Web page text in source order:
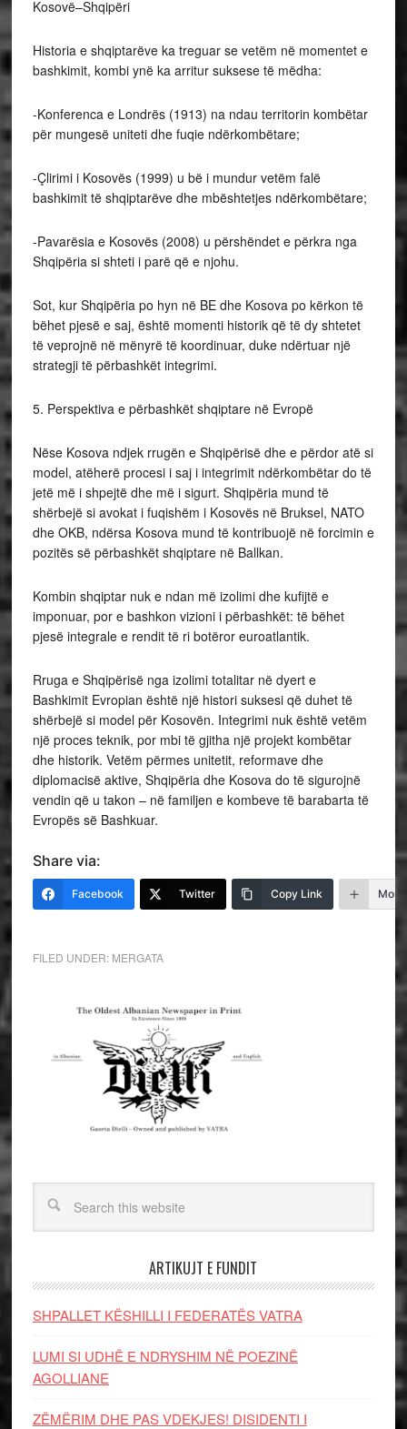
Kosovë–Shqipëri
Historia e shqiptarëve ka treguar se vetëm në momentet e
bashkimit, kombi ynë ka arritur suksese të mëdha:
-Konferenca e Londrës (1913) na ndau territorin kombëtar
për mungesë uniteti dhe fuqie ndërkombëtare;
-Çlirimi i Kosovës (1999) u bë i mundur vetëm falë
bashkimit të shqiptarëve dhe mbështetjes ndërkombëtare;
-Pavarësia e Kosovës (2008) u përshëndet e përkra nga
Shqipëria si shteti i parë që e njohu.
Sot, kur Shqipëria po hyn në BE dhe Kosova po kërkon të
bëhet pjesë e saj, është momenti historik që të dy shtetet
të veprojnë në mënyrë të koordinuar, duke ndërtuar një
strategji të përbashkët integrimi.
5. Perspektiva e përbashkët shqiptare në Evropë
Nëse Kosova ndjek rrugën e Shqipërisë dhe e përdor atë si
model, atëherë procesi i saj i integrimit ndërkombëtar do të
jetë më i shpejtë dhe më i sigurt. Shqipëria mund të
shërbejë si avokat i fuqishëm i Kosovës në Bruksel, NATO
dhe OKB, ndërsa Kosova mund të kontribuojë në forcimin e
pozitës së përbashkët shqiptare në Ballkan.
Kombin shqiptar nuk e ndan më izolimi dhe kufijtë e
imponuar, por e bashkon vizioni i përbashkët: të bëhet
pjesë integrale e rendit të ri botëror euroatlantik.
Rruga e Shqipërisë nga izolimi totalitar në dyert e
Bashkimit Evropian është një histori suksesi që duhet të
shërbejë si model për Kosovën. Integrimi nuk është vetëm
një proces teknik, por mbi të gjitha një projekt kombëtar
dhe historik. Vetëm përmes unitetit, reformave dhe
diplomacisë aktive, Shqipëria dhe Kosova do të sigurojnë
vendin që u takon – në familjen e kombeve të barabarta të
Evropës së Bashkuar.
Share via:
Facebook Twitter Copy Link More
FILED UNDER: MERGATA
ARTIKUJT E FUNDIT
SHPALLET KËSHILLI I FEDERATËS VATRA
LUMI SI UDHË E NDRYSHIM NË POEZINË
AGOLLIANE
ZËMËRIM DHE PAS VDEKJES! DISIDENTI I